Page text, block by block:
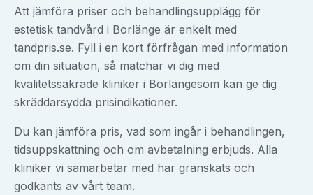
Att jämföra priser och behandlingsupplägg för
estetisk tandvård i Borlänge är enkelt med
tandpris.se. Fyll i en kort förfrågan med information
om din situation, så matchar vi dig med
kvalitetssäkrade kliniker i Borlängesom kan ge dig
skräddarsydda prisindikationer.
Du kan jämföra pris, vad som ingår i behandlingen,
tidsuppskattning och om avbetalning erbjuds. Alla
kliniker vi samarbetar med har granskats och
godkänts av vårt team.